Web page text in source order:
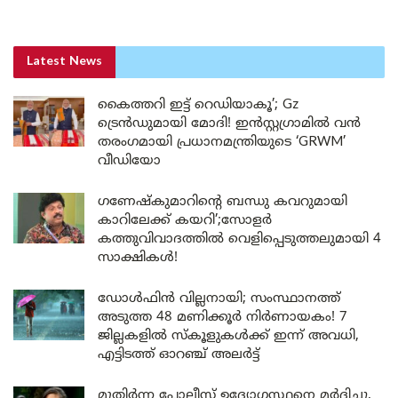
Latest News
കൈത്തറി ഇട്ട് റെഡിയാകൂ’; Gz
ട്രെൻഡുമായി മോദി! ഇൻസ്റ്റഗ്രാമിൽ വൻ
തരംഗമായി പ്രധാനമന്ത്രിയുടെ ‘GRWM’
വീഡിയോ
ഗണേഷ്കുമാറിന്റെ ബന്ധു കവറുമായി
കാറിലേക്ക് കയറി’;സോളർ
കത്തുവിവാദത്തിൽ വെളിപ്പെടുത്തലുമായി 4
സാക്ഷികൾ!
ഡോൾഫിൻ വില്ലനായി; സംസ്ഥാനത്ത്
അടുത്ത 48 മണിക്കൂർ നിർണായകം! 7
ജില്ലകളിൽ സ്കൂളുകൾക്ക് ഇന്ന് അവധി,
എട്ടിടത്ത് ഓറഞ്ച് അലർട്ട്